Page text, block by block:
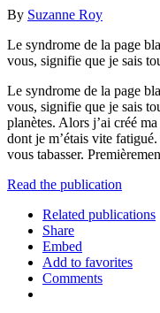
By Suzanne Roy
Le syndrome de la page
vous, signifie que je sais
Le syndrome de la page
vous, signifie que je sais
planètes. Alors j’ai créé
dont je m’étais vite
vous tabasser.
Read the publication
Related publications
Share
Embed
Add to favorites
Comments